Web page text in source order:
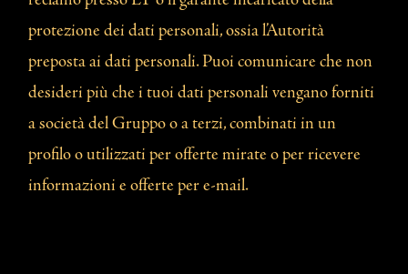
protezione dei dati personali, ossia l’Autorità
preposta ai dati personali. Puoi comunicare che non
desideri più che i tuoi dati personali vengano forniti
a società del Gruppo o a terzi, combinati in un
profilo o utilizzati per offerte mirate o per ricevere
informazioni e offerte per e-mail.